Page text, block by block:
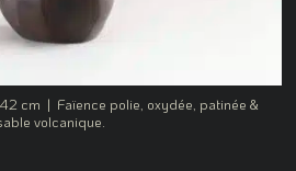
cm | Faïence polie, oxydée, patinée &
volcanique.